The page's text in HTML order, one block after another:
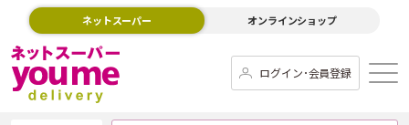
ネットスーパー オンラインショップ
ログイン･会員登録